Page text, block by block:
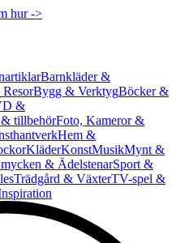
hur ->
Barnkläder &
Bygg & VerktygBöcker &
&
& tillbehörFoto, Kameror &
Hem &
KläderKonstMusikMynt &
& ÄdelstenarSport &
Trädgård & VäxterTV-spel &